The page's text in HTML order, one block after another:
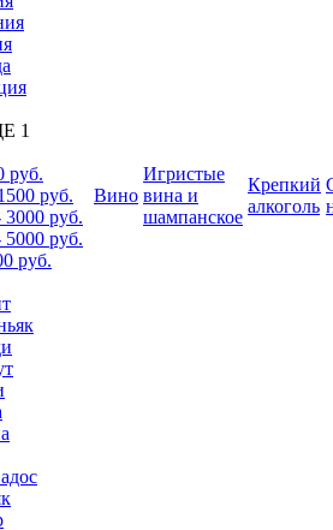
1
руб.
руб.
3000 руб.
5000 руб.
руб.
Вино
Игристые
вина и
шампанское
Крепкий
алкоголь